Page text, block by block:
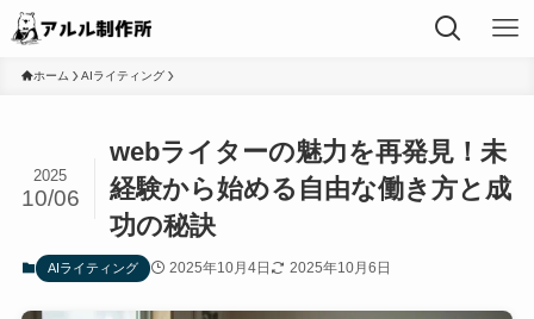
ホーム AIライティング
webライターの魅力を再発見！未
経験から始める自由な働き方と成
功の秘訣
2025
10/06
AIライティング 2025年10月4日 2025年10月6日